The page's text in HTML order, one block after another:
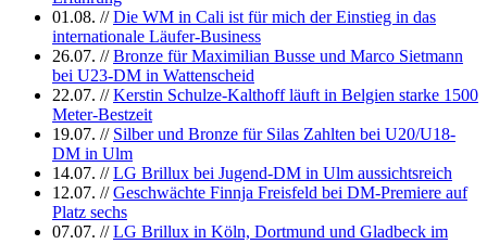
01.08. //Die WM in Cali ist für mich der Einstieg in das
internationale Läufer-Business
26.07. //Bronze für Maximilian Busse und Marco Sietmann
bei U23-DM in Wattenscheid
22.07. //Kerstin Schulze-Kalthoff läuft in Belgien starke 1500
Meter-Bestzeit
19.07. // Silber und Bronze für Silas Zahlten bei U20/U18-
DM in Ulm
14.07. //LG Brillux bei Jugend-DM in Ulm aussichtsreich
12.07. //Geschwächte Finnja Freisfeld bei DM-Premiere auf
Platz sechs
07.07. //LG Brillux in Köln, Dortmund und Gladbeck im